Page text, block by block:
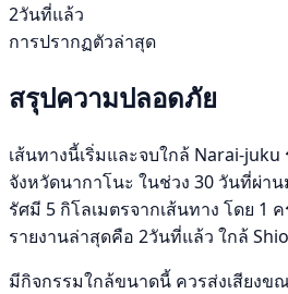
2วันที่แล้ว
การปรากฏตัวล่าสุด
สรุปความปลอดภัย
เส้นทางนี้เริ่มและจบใกล้ Narai-juku
จังหวัดนากาโนะ ในช่วง 30 วันที่ผ่า
รัศมี 5 กิโลเมตรจากเส้นทาง โดย 1
รายงานล่าสุดคือ 2วันที่แล้ว ใกล้
มีกิจกรรมใกล้ขนาดนี้ ควรส่งเสียงข